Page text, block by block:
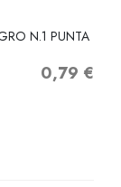
N.1 PUNTA
Precio
0,79 €